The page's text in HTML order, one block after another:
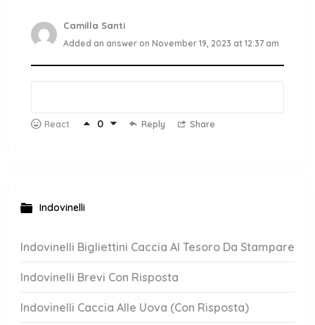
Camilla Santi
Added an answer on November 19, 2023 at 12:37 am
React 0 Reply Share
Indovinelli
Indovinelli Bigliettini Caccia Al Tesoro Da Stampare
Indovinelli Brevi Con Risposta
Indovinelli Caccia Alle Uova (Con Risposta)